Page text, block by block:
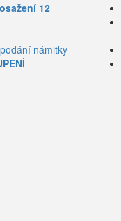
12
námitky